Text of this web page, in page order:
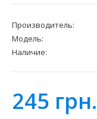
Производитель:
Модель:
Наличие:
245 грн.